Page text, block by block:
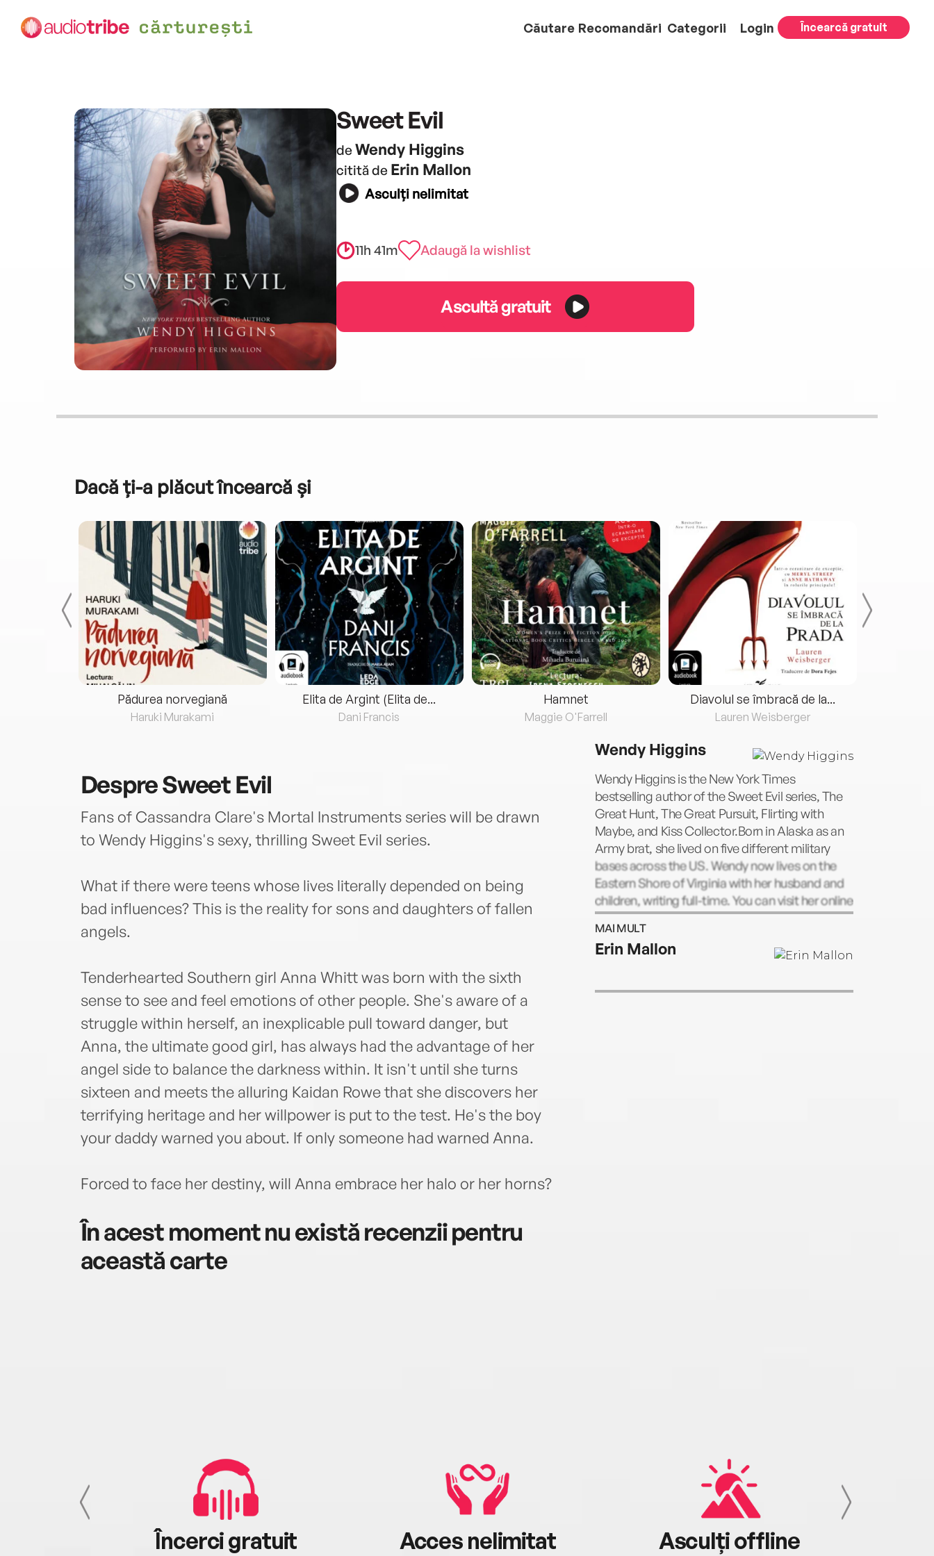
Căutare Recomandări Categorii Login Încearcă gratuit
Sweet Evil
de Wendy Higgins
citită de Erin Mallon
Asculți nelimitat
11h 41m Adaugă la wishlist
Ascultă gratuit
Dacă ți-a plăcut încearcă și
Pădurea norvegiană
Haruki Murakami
Elita de Argint (Elita de...
Dani Francis
Hamnet
Maggie O'Farrell
Diavolul se îmbracă de la...
Lauren Weisberger
DespreSweet Evil
Fans of Cassandra Clare's Mortal Instruments series will be drawn
to Wendy Higgins's sexy, thrilling Sweet Evil series.
What if there were teens whose lives literally depended on being
bad influences? This is the reality for sons and daughters of fallen
angels.
Tenderhearted Southern girl Anna Whitt was born with the sixth
sense to see and feel emotions of other people. She's aware of a
struggle within herself, an inexplicable pull toward danger, but
Anna, the ultimate good girl, has always had the advantage of her
angel side to balance the darkness within. It isn't until she turns
sixteen and meets the alluring Kaidan Rowe that she discovers her
terrifying heritage and her willpower is put to the test. He's the boy
your daddy warned you about. If only someone had warned Anna.
Forced to face her destiny, will Anna embrace her halo or her horns?
În acest moment nu există recenzii pentru
această carte
Wendy Higgins
Wendy Higgins is the New York Times
bestselling author of the Sweet Evil series, The
Great Hunt, The Great Pursuit, Flirting with
Maybe, and Kiss Collector.Born in Alaska as an
Army brat, she lived on five different military
bases across the US. Wendy now lives on the
Eastern Shore of Virginia with her husband and
children, writing full-time. You can visit her online
at www.wendyhigginswrites.com.
MAI MULT
Erin Mallon
Încerci gratuit Acces nelimitat Asculți offline